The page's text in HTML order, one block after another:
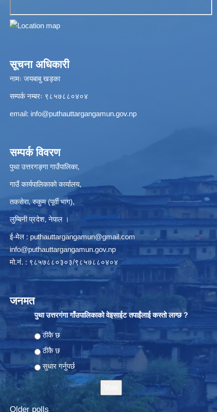
सूचना अधिकारी
नामः जयबाबु खड्का
सम्पर्क नम्बरः ९८५७८८०४०४
email: info@puthauttargangamun.gov.np
सम्पर्क विवरण
पुथा उत्तरगङ्गा गाउँपालिका,
गाउँ कार्यपालिकाको कार्यालय,
तकसेरा, रुकुम (पूर्वी भाग),
लुम्बिनी प्रदेश, नेपाल ।
ई-मेल : puthauttargangamun@gmail.com
info@puthauttargangamun.gov.np
मो.नं. : ९८५७८८०३०३/९८५७८८०४०४
जनमत
पुथा उत्तरगंगा गाँउपालिकाको वेइसाईट तपाईंलाई कस्तो लाग्छ ?
Choices
ठीकै छ
ठीकै छ
सुधार गर्नुपर्छ
Older polls